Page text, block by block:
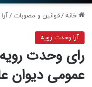
خانه /قوانین و مصوبات /
آرا وحدت رویه
عمومی دیوان